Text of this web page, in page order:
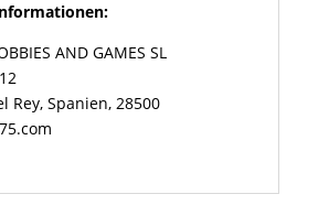
AND GAMES SL
Rey, Spanien, 28500